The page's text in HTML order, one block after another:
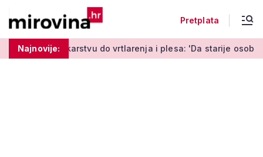
Pretplata
Najnovije:
do vrtlarenja i plesa: 'Da starije osobe ne ostavimo same'